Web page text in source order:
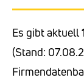
Es gibt aktuell
(Stand: